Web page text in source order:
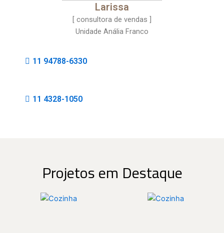
Larissa
[ consultora de vendas ]
Unidade Anália Franco
11 94788-6330
11 4328-1050
Projetos em Destaque